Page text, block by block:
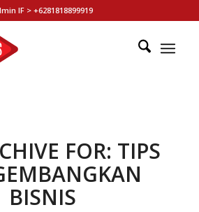
IF > +6281818899919
FOR: TIPS
BISNIS